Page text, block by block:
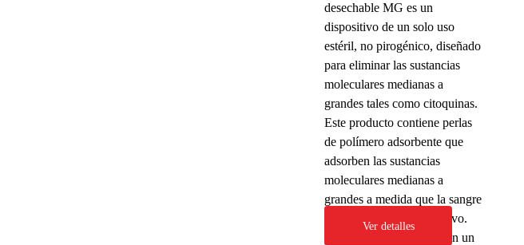
desechable MG es un
dispositivo de un solo uso
estéril, no pirogénico, diseñado
para eliminar las sustancias
moleculares medianas a
grandes tales como citoquinas.
Este producto contiene perlas
de polímero adsorbente que
adsorben las sustancias
moleculares medianas a
grandes a medida que la sangre
pasa a través del dispositivo.
Este producto se coloca en un
Ver detalles